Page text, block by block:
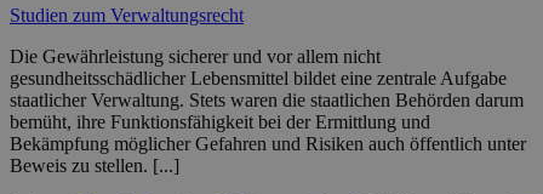
Studien zum Verwaltungsrecht
Die Gewährleistung sicherer und vor allem nicht
gesundheitsschädlicher Lebensmittel bildet eine zentrale Aufgabe
staatlicher Verwaltung. Stets waren die staatlichen Behörden darum
bemüht, ihre Funktionsfähigkeit bei der Ermittlung und
Bekämpfung möglicher Gefahren und Risiken auch öffentlich unter
Beweis zu stellen. [...]